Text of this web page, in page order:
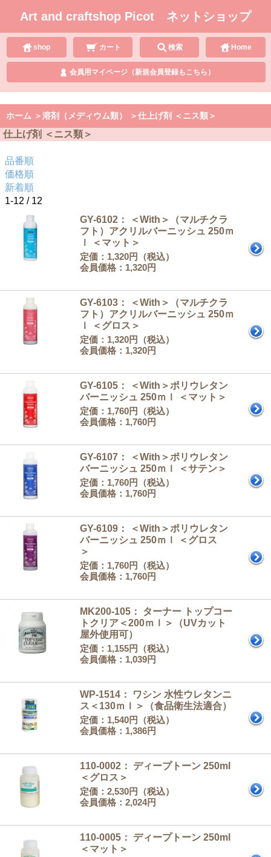
Art and craftshop Picot ネットショップ
shop カート 検索 Home
会員用マイページ（新規会員登録もこちら）
ホーム ＞溶剤（メディウム類） ＞仕上げ剤 ＜ニス類＞
仕上げ剤 ＜ニス類＞
品番順
価格順
新着順
1-12 / 12
GY-6102： ＜With＞（マルチクラ
フト）アクリルバーニッシュ 250ｍ
ｌ ＜マット＞
定価：1,320円（税込）
会員価格：1,320円
GY-6103： ＜With＞（マルチクラ
フト）アクリルバーニッシュ 250ｍ
ｌ ＜グロス＞
定価：1,320円（税込）
会員価格：1,320円
GY-6105： ＜With＞ポリウレタン
バーニッシュ 250ｍｌ ＜マット＞
定価：1,760円（税込）
会員価格：1,760円
GY-6107： ＜With＞ポリウレタン
バーニッシュ 250ｍｌ ＜サテン＞
定価：1,760円（税込）
会員価格：1,760円
GY-6109： ＜With＞ポリウレタン
バーニッシュ 250ｍｌ ＜グロス
＞
定価：1,760円（税込）
会員価格：1,760円
MK200-105： ターナー トップコー
トクリア＜200ｍｌ＞（UVカット
屋外使用可）
定価：1,155円（税込）
会員価格：1,039円
WP-1514： ワシン 水性ウレタンニ
ス＜130ｍｌ＞（食品衛生法適合）
定価：1,540円（税込）
会員価格：1,386円
110-0002： ディープトーン 250ml
＜グロス＞
定価：2,530円（税込）
会員価格：2,024円
110-0005： ディープトーン 250ml
＜マット＞